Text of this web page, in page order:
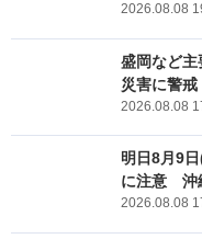
2026.08.08
盛岡など
災害に警戒
2026.08.08
明日8月9
に注意 沖
2026.08.08